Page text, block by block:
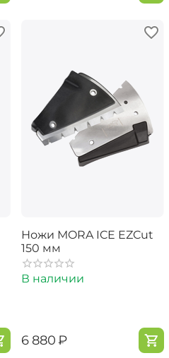
Ножи MORA ICE EZCut
150 мм
В наличии
‍6 880‍₽